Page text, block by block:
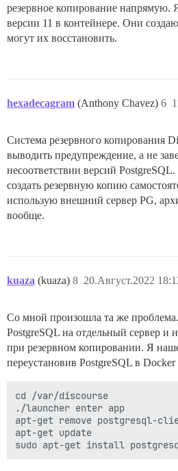
резервное копирование напрямую.
версии 11 в контейнере. Они
могут их восстановить.
hexadecagram (Anthony Chavez) 6
Система резервного копирования
выводить предупреждение, а не
несоответствии версий
создать резервную копию
использую внешний сервер PG,
вообще.
kuaza (kuaza) 20.Август.2022
8
Со мной произошла та же
PostgreSQL на отдельный сервер и
при резервном копировании. Я
переустановив PostgreSQL в
cd /var/discourse
./launcher enter app
apt-get remove postgresql-
apt-get update